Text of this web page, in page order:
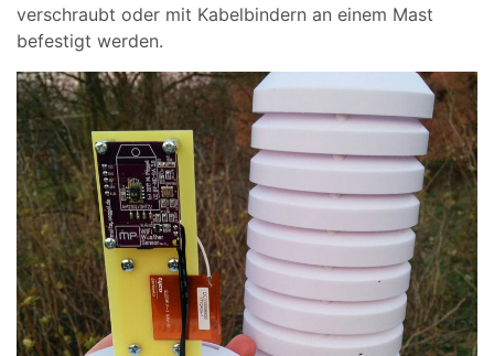
verschraubt oder mit Kabelbindern an einem Mast
befestigt werden.